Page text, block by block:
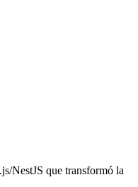
NestJS que transformó la